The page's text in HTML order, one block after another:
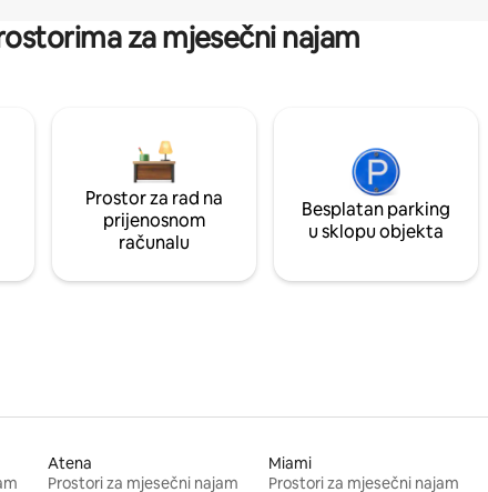
za mjesečni najam
Prostor za rad na
prijenosnom
računalu
Besplatan parking
u sklopu objekta
Atena
Prostori za mjesečni najam
Miami
Prostori za mjesečni najam